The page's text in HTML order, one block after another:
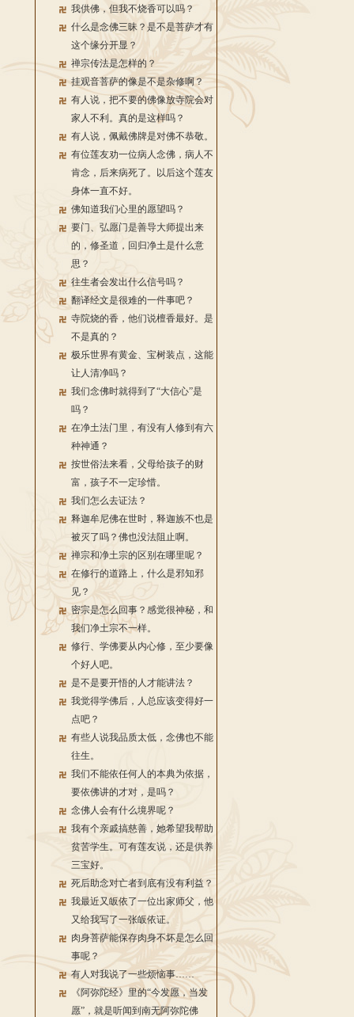
我供佛，但我不烧香可以吗？
什么是念佛三昧？是不是菩萨才有
这个缘分开显？
禅宗传法是怎样的？
挂观音菩萨的像是不是杂修啊？
有人说，把不要的佛像放寺院会对
家人不利。真的是这样吗？
有人说，佩戴佛牌是对佛不恭敬。
有位莲友劝一位病人念佛，病人不
肯念，后来病死了。以后这个莲友
身体一直不好。
佛知道我们心里的愿望吗？
要门、弘愿门是善导大师提出来
的，修圣道，回归净土是什么意
思？
往生者会发出什么信号吗？
翻译经文是很难的一件事吧？
寺院烧的香，他们说檀香最好。是
不是真的？
极乐世界有黄金、宝树装点，这能
让人清净吗？
我们念佛时就得到了“大信心”是
吗？
在净土法门里，有没有人修到有六
种神通？
按世俗法来看，父母给孩子的财
富，孩子不一定珍惜。
我们怎么去证法？
释迦牟尼佛在世时，释迦族不也是
被灭了吗？佛也没法阻止啊。
禅宗和净土宗的区别在哪里呢？
在修行的道路上，什么是邪知邪
见？
密宗是怎么回事？感觉很神秘，和
我们净土宗不一样。
修行、学佛要从内心修，至少要像
个好人吧。
是不是要开悟的人才能讲法？
我觉得学佛后，人总应该变得好一
点吧？
有些人说我品质太低，念佛也不能
往生。
我们不能依任何人的本典为依据，
要依佛讲的才对，是吗？
念佛人会有什么境界呢？
我有个亲戚搞慈善，她希望我帮助
贫苦学生。可有莲友说，还是供养
三宝好。
死后助念对亡者到底有没有利益？
我最近又皈依了一位出家师父，他
又给我写了一张皈依证。
肉身菩萨能保存肉身不坏是怎么回
事呢？
有人对我说了一些烦恼事……
《阿弥陀经》里的“今发愿，当发
愿”，就是听闻到南无阿弥陀佛